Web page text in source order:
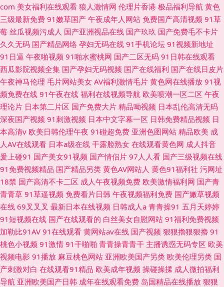
com 美女福利在线观看 狼人激情网 伦理片香港 极品福利导航 黄色
三级最新免费 91嫩草国产 午夜成年人网站 免费国产高清视频 91草
莓 丝瓜视频污成人 国产亚洲视品在线 国产玖玖 国产免费毛不卡片
久久无码 国产精品网络 孕妇无码在线 91手机论坛 91视频新地址
91日逼 午夜啪视频 91啪水蜜桃网 国产二区无码 91日韩在线观看
西瓜影院视频全集 国产孕妇无码视频 国产在线福利 国产在线日皮片
午夜神马伦理 毛片网站美女 AV福利激情毛片 黄色网在线播放 91视
频免费在线 91午夜在线 福利在线视频导航 欧美喷潮一区二区 午夜
理论片 日本第二片区 国产免费大片 精品呦视频 日本乱伦高清无码
深夜国产视频 91刺激视频 日本中文字幕一区 日韩免费精品视频 日
本高清v 欧美日韩伦理午夜 91碰超免费 亚洲色图网站 精品欧美 成
人AV在线观看 日本a级在线 干露脸熟女 在线观看黄色网 成人抖音
爰上碰91 国产美女91视频 国产情侣片 97人人看 国产三级视频在线
91免费视频精品 国产精品另类 黄色AV网站人 黄色91福利社 污网址
18禁 国产高清不卡二区 成人午夜视频免费 欧美激情福利网 国产青
青青草 91草逼视频 免费看片日韩 午夜视频福利免费 国产嫩草视频
在线 69叉叉叉 最新日本在线视频 日韩成人a 青青操91 五月天婷婷
91短视频在线 国产在线观看的 白丝美女自慰网站 91福利免费视频
加勒比91AV 91在线观看 黄网站av在线 国产视频 狠狠擼狠狠擼 91
桃色小视频 91激情 91干啪啪 青青操青青干 主播诱惑无码专区 欧美
视频电影 91播放 麻豆桃色网站 亚洲欧美国产另类 欧美伦理另类 国
产刺激对白 在线观看91精品 欧美成年视频 操碰操揉 成人微拍福利
导航 亚洲欧美国产日韩 成年在线观看免费 岛国精品在线播放 狠狠